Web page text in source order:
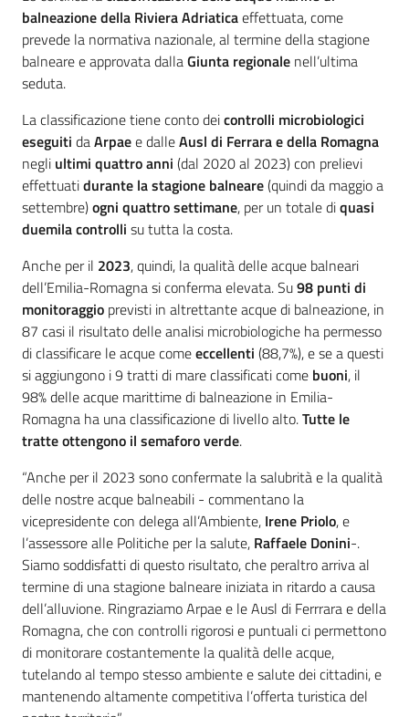
balneazione della Riviera Adriaticaeffettuata, come
prevede la normativa nazionale, al termine della stagione
balneare e approvata dallaGiunta regionale nell’ultima
seduta.
La classificazione tiene conto deicontrolli microbiologici
eseguiti daArpaee dalleAusl di Ferrara e della Romagna
negli ultimi quattro anni (dal 2020 al 2023) con prelievi
effettuatidurante la stagione balneare(quindi da maggio a
settembre)ogni quattro settimane, per un totale diquasi
duemila controlli su tutta la costa.
Anche per il 2023, quindi, la qualità delle acque balneari
dell’Emilia-Romagna si conferma elevata. Su98 punti di
monitoraggio previsti in altrettante acque di balneazione, in
87 casi il risultato delle analisi microbiologiche ha permesso
di classificare le acque comeeccellenti (88,7%), e se a questi
si aggiungono i 9 tratti di mare classificati come buoni, il
98% delle acque marittime di balneazione in Emilia-
Romagna ha una classificazione di livello alto.Tutte le
tratte ottengono il semaforo verde.
“Anche per il 2023 sono confermate la salubrità e la qualità
delle nostre acque balneabili - commentano la
vicepresidente con delega all’Ambiente, Irene Priolo, e
l’assessore alle Politiche per la salute, Raffaele Donini-.
Siamo soddisfatti di questo risultato, che peraltro arriva al
termine di una stagione balneare iniziata in ritardo a causa
dell’alluvione. Ringraziamo Arpae e le Ausl di Ferrrara e della
Romagna, che con controlli rigorosi e puntuali ci permettono
di monitorare costantemente la qualità delle acque,
tutelando al tempo stesso ambiente e salute dei cittadini, e
mantenendo altamente competitiva l’offerta turistica del